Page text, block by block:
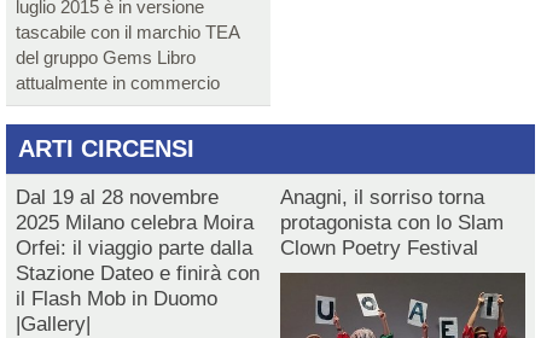
luglio 2015 è in versione
tascabile con il marchio TEA
del gruppo Gems Libro
attualmente in commercio
ARTI CIRCENSI
Dal 19 al 28 novembre
2025 Milano celebra Moira
Orfei: il viaggio parte dalla
Stazione Dateo e finirà con
il Flash Mob in Duomo
|Gallery|
Anagni, il sorriso torna
protagonista con lo Slam
Clown Poetry Festival